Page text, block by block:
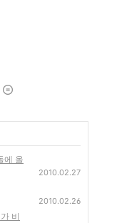
에 올
2010.02.27
2010.02.26
비